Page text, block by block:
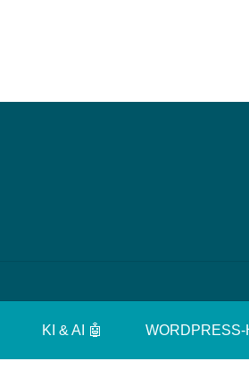
KI & AI 🤖